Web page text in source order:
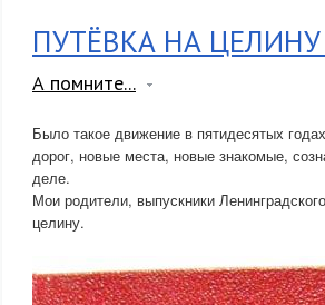
ПУТЁВКА НА ЦЕЛИНУ
А помните...
Было такое движение в пятидесятых
дорог, новые места, новые знакомые,
деле.
Мои родители, выпускники
целину.